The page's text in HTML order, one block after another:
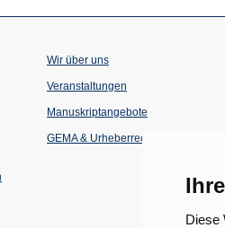
Diese
Wir über uns
Veranstaltungen
einem
Tab)
Manuskriptangebote
GEMA & Urheberrecht